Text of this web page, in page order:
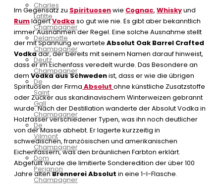
Charles
Lafitte
Champagner
Delamotte
Champagner
Deutz
Champagner
De
Saint
Gall
Champagner
De
Vilmont
Champagner
Dom
Perignon
Champagner
Im Gegensatz zu Spirituosenwie Cognac, Whiskyund
RumlagertVodka so gut wie nie. Es gibt aber bekanntlich
immer Ausnahmen der Regel. Eine solche Ausnahme stellt
der mit Spannung erwartete Absolut Oak Barrel Crafted
Vodkadar, der bereits mit seinem Namen darauf hinweist,
dass er im Eichenfass veredelt wurde. Das Besondere an
dem Vodka aus Schwedenist, dass er wie die übrigen
Spirituosen der Firma Absolut ohne künstliche Zusatzstoffe
oder Zucker aus skandinavischem Winterweizen gebrannt
wurde. Nach der Destillation wanderte der Absolut Vodka in
Holzfässer verschiedener Typen, was ihn noch deutlicher
von der Masse abhebt. Er lagerte kurzzeitig in
schwedischen, französischen und amerikanischen
Eichenfässern, was den bräunlichen Farbton erklärt.
Abgefüllt wurde die limitierte Sonderedition der über 100
Jahre altenBrennerei Absolut in eine 1-l-Flasche.